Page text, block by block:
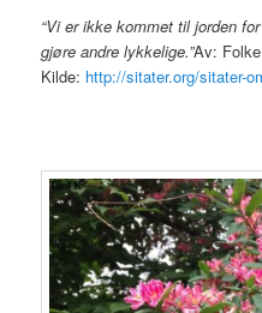
“Vi er ikke kommet til jorden
gjøre andre lykkelige.”Av:
Kilde: http://sitater.org/sitater-